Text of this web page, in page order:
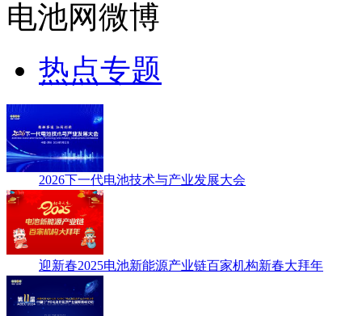
电池网微博
热点专题
2026下一代电池技术与产业发展大会
迎新春2025电池新能源产业链百家机构新春大拜年